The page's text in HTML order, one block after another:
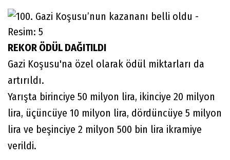
REKOR ÖDÜL DAĞITILDI
Gazi Koşusu'na özel olarak ödül miktarları da
artırıldı.
Yarışta birinciye 50 milyon lira, ikinciye 20 milyon
lira, üçüncüye 10 milyon lira, dördüncüye 5 milyon
lira ve beşinciye 2 milyon 500 bin lira ikramiye
verildi.